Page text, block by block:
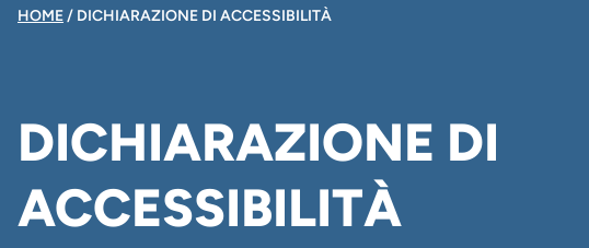
BRICIOLE
PANE
HOME DICHIARAZIONE DI ACCESSIBILITÀ
DICHIARAZIONE DI
ACCESSIBILITÀ